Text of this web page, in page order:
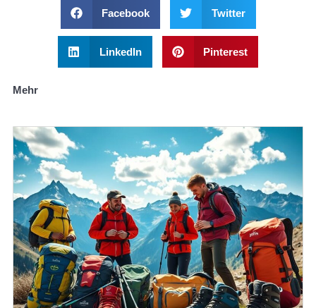
Facebook Twitter
LinkedIn Pinterest
Mehr